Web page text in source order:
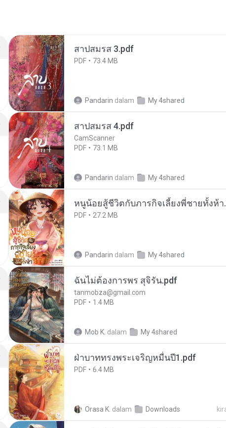
สาปสมรส 3.pdf
PDF 73.4 MB
Pandarin dalam My 4shared
สาปสมรส 4.pdf
CamScanner
PDF
73.1 MB
Pandarin dalam My 4shared
หนูน้อยสู้ชีวิตกับภารกิจเลี้ยงพี่ชายทั้งห้า
PDF 27.2 MB
Pandarin dalam My 4shared
ฉันไม่ต้องการพร สุจิรัน.pdf
tanmobza@gmail.com
PDF
1.4 MB
Mob K. dalam My 4shared
ฝ่าบาททรงพระเจริญหมื่นปี1.pdf
PDF 6.4 MB
Orasa K. dalam Downloads